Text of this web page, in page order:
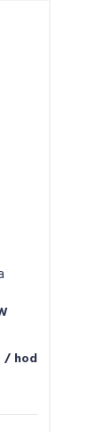
/ hod